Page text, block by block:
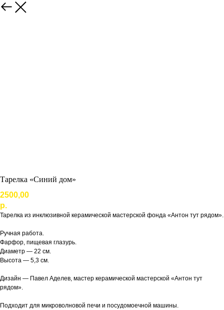
Тарелка «Синий дом»
2500,00
р.
Тарелка из инклюзивной керамической мастерской фонда «Антон тут рядом».
Ручная работа.
Фарфор, пищевая глазурь.
Диаметр — 22 см.
Высота — 5,3 см.
Дизайн — Павел Аделев, мастер керамической мастерской «Антон тут
рядом».
Подходит для микроволновой печи и посудомоечной машины.